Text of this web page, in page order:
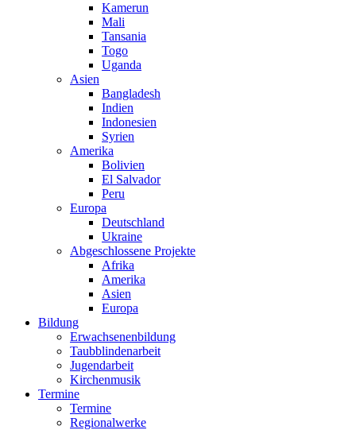
Kamerun
Mali
Tansania
Togo
Uganda
Asien
Bangladesh
Indien
Indonesien
Syrien
Amerika
Bolivien
El Salvador
Peru
Europa
Deutschland
Ukraine
Abgeschlossene Projekte
Afrika
Amerika
Asien
Europa
Bildung
Erwachsenenbildung
Taubblindenarbeit
Jugendarbeit
Kirchenmusik
Termine
Termine
Regionalwerke